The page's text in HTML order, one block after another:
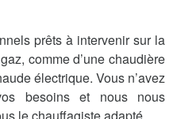
prêts à intervenir sur la
comme d’une chaudière
électrique. Vous n’avez
besoins et nous nous